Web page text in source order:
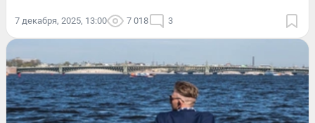
7 декабря, 2025, 13:00 7 018 3